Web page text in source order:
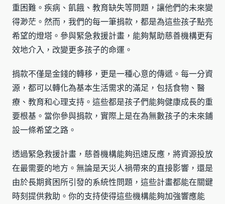
重困難。疾病、飢餓、教育缺失等問題，讓他們的未來變
得渺茫。然而，我們的每一筆捐款，都是為這些孩子點亮
希望的燈塔。參與緊急救援計畫，能夠幫助慈善機構更有
效地介入，改變更多孩子的命運。
捐款不僅是金錢的轉移，更是一種心意的傳遞。每一分資
源，都可以轉化為基本生活需求的滿足，包括食物、醫
療、教育和心理支持。這些都是孩子們能夠健康成長的重
要根基。當你參與捐款，實際上是在為無數孩子的未來鋪
設一條希望之路。
透過緊急救援計畫，慈善機構能夠迅速反應，將資源投放
在最需要的地方。無論是天災人禍帶來的直接影響，還是
由於長期貧困所引發的系統性問題，這些計畫都能在關鍵
時刻提供救助。你的支持使得這些機構能夠加強響應能